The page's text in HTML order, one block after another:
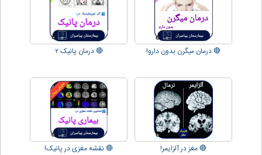
🔴 درمان میگرن بدون دارو! 🔴 درمان پانیک ۲
🔴 مغز در آلزایمر! 🔴 نقشه مغزی در پانیک!